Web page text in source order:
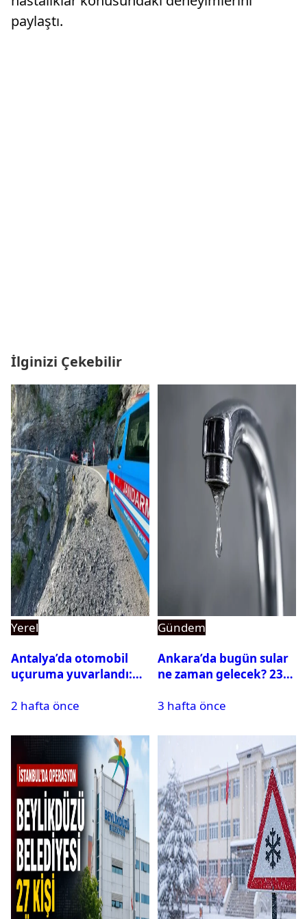
paylaştı.
İlginizi Çekebilir
Yerel
Antalya’da otomobil
uçuruma yuvarlandı:
var
2 hafta önce
Gündem
Ankara’da bugün sular
ne zaman gelecek? 23
su kesintisi sorgulama
3 hafta önce